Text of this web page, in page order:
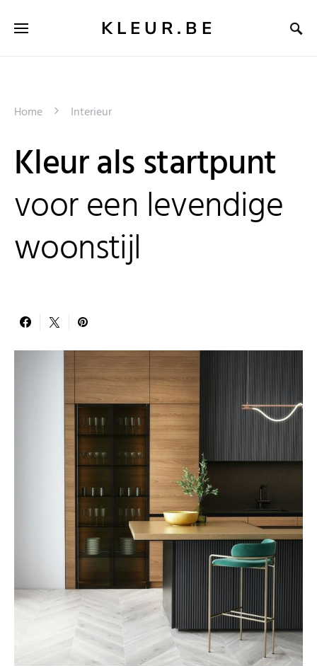
KLEUR.BE
Home Interieur
Kleur als startpunt
voor een levendige
woonstijl